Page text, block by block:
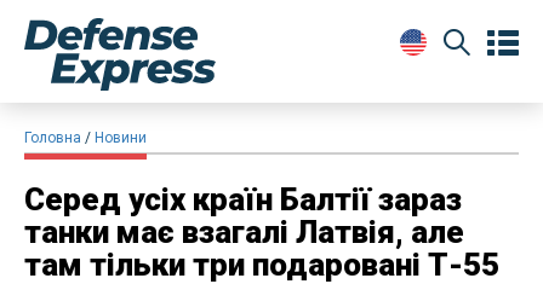
Головна Новини
Серед усіх країн Балтії зараз
танки має взагалі Латвія, але
там тільки три подаровані Т-55